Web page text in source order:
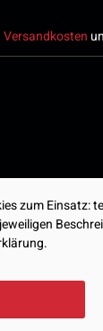
Versandkosten
zum